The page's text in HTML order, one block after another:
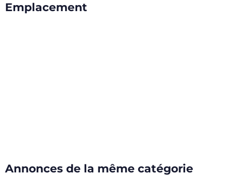
Emplacement
Annonces de la même catégorie